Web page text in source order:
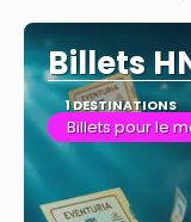
Billets
1 DESTINATIONS
Billets pour le